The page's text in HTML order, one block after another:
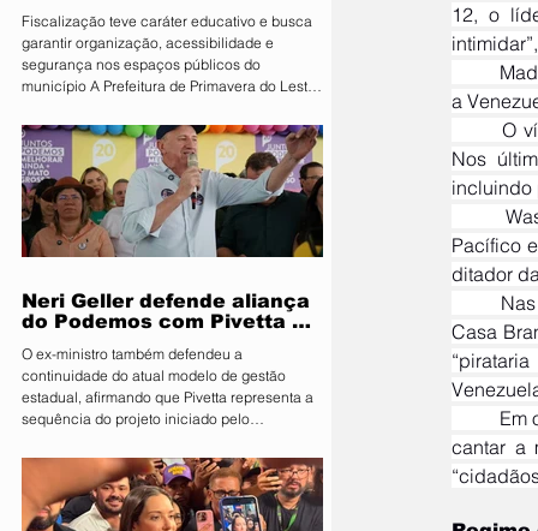
trucks
Fiscalização teve caráter educativo e busca
garantir organização, acessibilidade e
segurança nos espaços públicos do
município A Prefeitura de Primavera do Leste,
Segurança Pública e Mobilidade Urbana, em
parceria com a Fiscalização de Obras e
Posturas, realizou uma ação de orientação
aos proprietários de food trucks e
comerciantes ambulantes na noite desta
sexta-feira (31), sobre as novas regras para
utilização de mesas e cadeiras em espa
Neri Geller defende aliança
do Podemos com Pivetta e
com esse acordo
O ex-ministro também defendeu a
continuidade do atual modelo de gestão
estadual, afirmando que Pivetta representa a
sequência do projeto iniciado pelo
deputado federal pelo Podemos, Neri Geller,
participa nesta terça-feira (4) da convenção
do Republicanos e afirmou acreditar que o
partido deve oficializar uma aliança com a
12, o
a
	O vídeo foi publicado em um momento de aumento das tensões entre Caracas e Washington.
Nos
incluindo
	Washington também retomou ações de interceptação de navios venezuelanos no Oceano
Pacífico
ditador
Casa
cantar a